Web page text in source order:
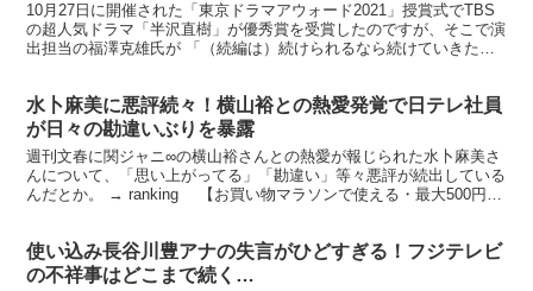
10月27日に開催された「東京ドラマアウォード2021」授賞式でTBS
の超人気ドラマ「半沢直樹」が優秀賞を受賞したのですが、そこで演
出担当の福澤克雄氏が 「（続編は）続けられるなら続けていきた
水卜麻美に悪評続々！横山裕との熱愛発覚で日テレ社員
が日々の勘違いぶりを暴露
週刊文春に関ジャニ∞の横山裕さんとの熱愛が報じられた水卜麻美さ
んについて、「思い上がってる」「勘違い」等々悪評が続出している
んだとか。 → ranking 【お買い物マラソンで使える・最大500円ク
使い込み長谷川豊アナの失言がひどすぎる！フジテレビ
の不祥事はどこまで続く…